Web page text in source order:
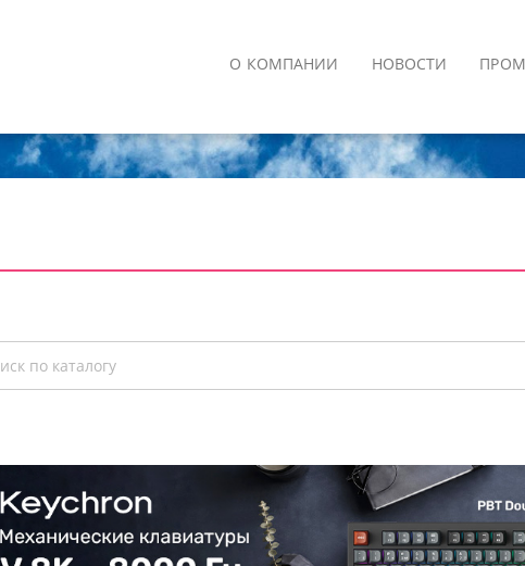
О КОМПАНИИ НОВОСТИ